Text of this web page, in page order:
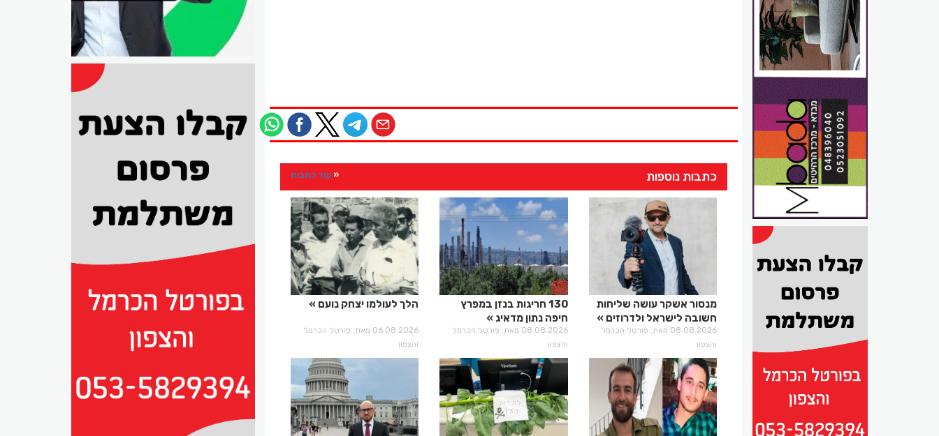
כתבות נוספות עוד כתבות
מנסור אשקר עושה שליחות
חשובה לישראל ולדרוזים
08.08.2026 מאת: פורטל הכרמל
והצפון
130 חריגות בנזן במפרץ
חיפה נתון מדאיג
08.08.2026 מאת: פורטל הכרמל
והצפון
הלך לעולמו יצחק נועם
06.08.2026 מאת: פורטל הכרמל
והצפון